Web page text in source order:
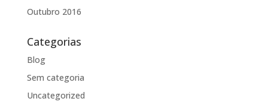
Outubro 2016
Categorias
Blog
Sem categoria
Uncategorized